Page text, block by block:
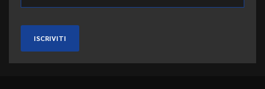
ISCRIVITI